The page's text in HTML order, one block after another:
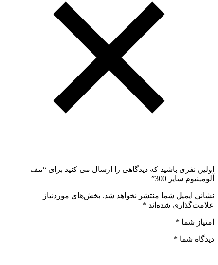
اولین نفری باشید که دیدگاهی را ارسال می کنید برای “مف
آلومینیوم سایز 300”
نشانی ایمیل شما منتشر نخواهد شد. بخش‌های موردنیاز
علامت‌گذاری شده‌اند *
امتیاز شما *
دیدگاه شما *